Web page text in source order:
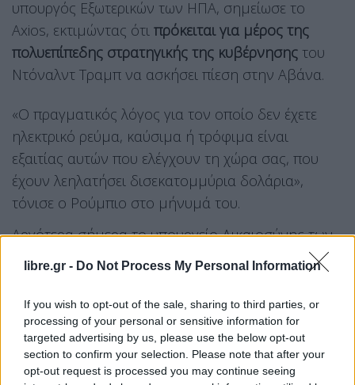
libre.gr - Do Not Process My Personal Information
If you wish to opt-out of the sale, sharing to third parties, or
processing of your personal or sensitive information for
targeted advertising by us, please use the below opt-out
section to confirm your selection. Please note that after your
opt-out request is processed you may continue seeing
υπουργός Εξωτερικών των ΗΠΑ, σημείωσε το
Axios, εκτιμώντας ότι πρόκειται για μέρος της
πολυεπίπεδης στρατηγικής της κυβέρνησης του
Ντόναλντ Τραμπ να ασκήσει πίεση στην Αβάνα.
«Ο πραγματικός λόγος για τον οποίο δεν έχετε
ηλεκτρικό ρεύμα, καύσιμα ή τρόφιμα είναι
εξαιτίας αυτών που ελέγχουν τη χώρα σας, που
έχουν λεηλατήσει δισεκατομμύρια δολάρια»,
τόνισε ο Ρούμπιο στο μήνυμά του.
Αργότερα σήμερα το υπουργείο Δικαιοσύνης των
ΗΠΑ θα ανακοινώσει κατηγορίες εις βάρος του ντε
φάκτο ηγέτη της Κούβας, του 94χρονου Ραούλ
Κάστρο,επειδή φέρεται να ζήτησε το 1996 την
κατάρριψη δύο αεροσκαφών οργάνωσης που
ίδρυσαν Κουβανοί εξόριστοι στη Φλόριντατα
οποία κατευθύνονταν στο νησί.